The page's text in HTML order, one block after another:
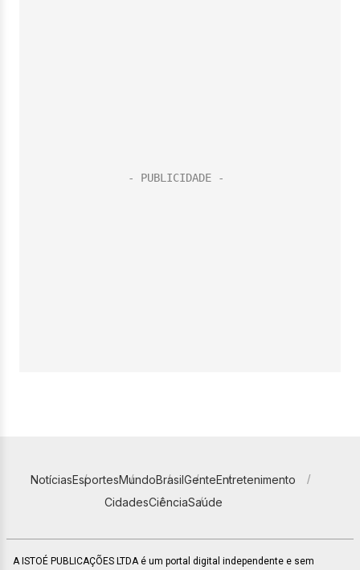
NotíciasEsportesMundoBrasilGenteEntretenimento
CidadesCiênciaSaúde
A ISTOÉ PUBLICAÇÕES LTDA é um portal digital independente e sem